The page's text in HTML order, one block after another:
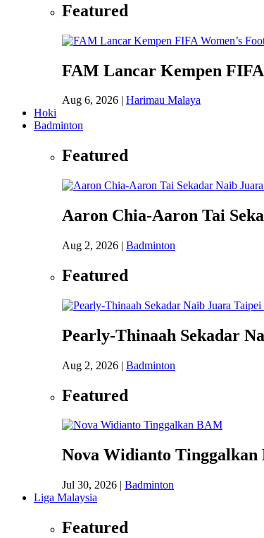
Featured
FAM Lancar Kempen FIFA
Aug 6, 2026 | Harimau Malaya
Hoki
Badminton
Featured
Aaron Chia-Aaron Tai
Aug 2, 2026 | Badminton
Featured
Pearly-Thinaah Sekadar
Aug 2, 2026 | Badminton
Featured
Nova Widianto Tinggalkan
Jul 30, 2026 | Badminton
Liga Malaysia
Featured